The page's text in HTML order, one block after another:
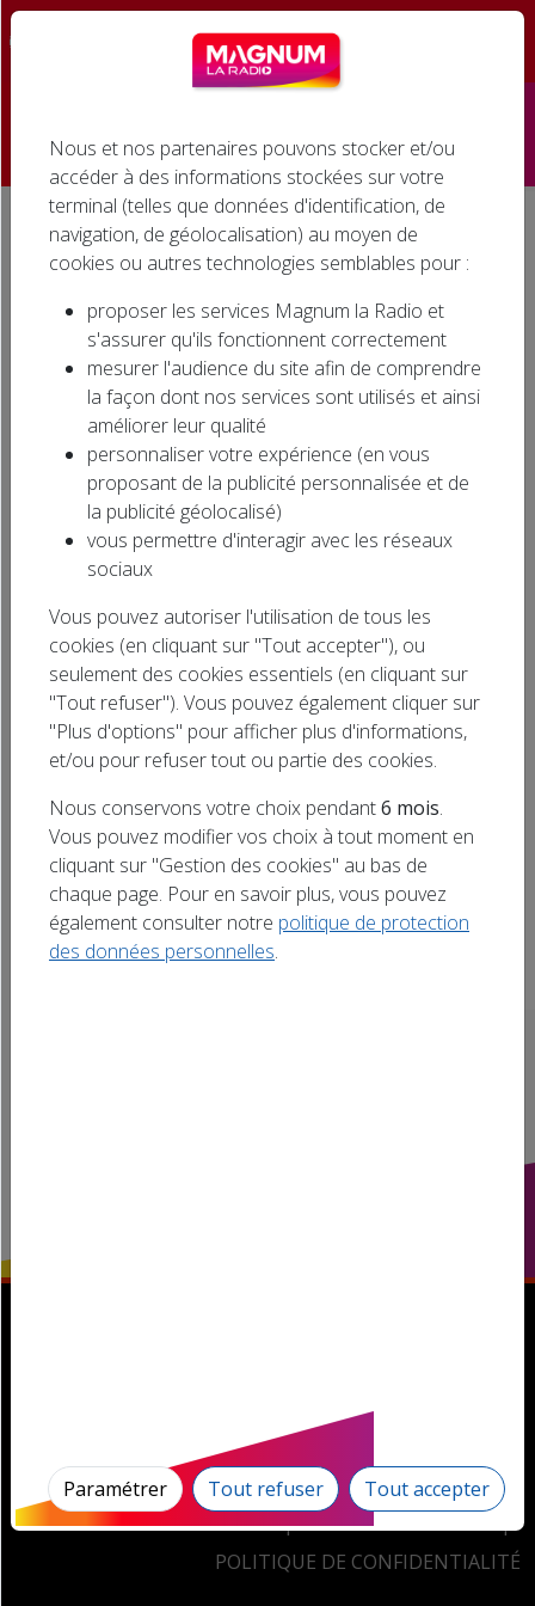
Accueil
Émissions
Infos
Agenda
Jeux
Cinéma
Rechercher
Nous et nos partenaires pouvons stocker et/ou
accéder à des informations stockées sur votre
terminal (telles que données d'identification, de
navigation, de géolocalisation) au moyen de
cookies ou autres technologies semblables pour :
proposer les services Magnum la Radio et
s'assurer qu'ils fonctionnent correctement
mesurer l'audience du site afin de comprendre
la façon dont nos services sont utilisés et ainsi
améliorer leur qualité
personnaliser votre expérience (en vous
proposant de la publicité personnalisée et de
la publicité géolocalisé)
vous permettre d'interagir avec les réseaux
sociaux
Vous pouvez autoriser l'utilisation de tous les
cookies (en cliquant sur "Tout accepter"), ou
seulement des cookies essentiels (en cliquant sur
"Tout refuser"). Vous pouvez également cliquer sur
"Plus d'options" pour afficher plus d'informations,
et/ou pour refuser tout ou partie des cookies.
Nous conservons votre choix pendant6 mois.
Vous pouvez modifier vos choix à tout moment en
cliquant sur "Gestion des cookies" au bas de
chaque page. Pour en savoir plus, vous pouvez
également consulter notre politique de protection
des données personnelles.
Paramétrer Tout refuser Tout accepter
Accueil Agenda associatif
AGENDA ASSOCIATIF
Evénements dans la région… Où sortir dans la
région ? Ecoutez l'AGENDA ASSOCIATIF sur
MAGNUM LA RADIO en semaine à 11h30 et
15h30, le samedi à 9h30 et 11h30.
Diffuser votre annonce en ligne !
Tous Doubs (25) Haute-Marne (52)
Meurthe-et-Moselle (54) Bas-Rhin (67)
Haut-Rhin (68) Vosges (88)
Aujourd'hui
Aucun événement à venir trouvé.
Magnum la Radio! © 2026, tous droits réservés.
GESTION DES COOKIES
MENTIONS LÉGALES
POLITIQUE DE CONFIDENTIALITÉ